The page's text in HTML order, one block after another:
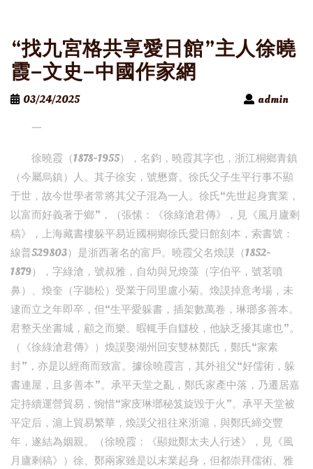
“找九宮格共享愛日館”主人徐曉
霞–文史–中國作家網
03/24/2025
admin
一
徐曉霞（1878-1955），名鈞，曉霞其字也，浙江桐鄉青鎮
（今屬烏鎮）人。其子徐安，號懋齋。徐氏父子生平行事不顯
于世，故今世學者常將其父子混為一人。徐氏“先世起身實業，
以富而好義著于鄉”，（張愫：《徐綠滄君傳》，見《風月廬剩
稿》，上海藏書樓躲平易近國桐鄉徐氏愛日館刻本，索書號：
線普529803）是浙西著名的富戶。曉霞父名煥謨（1852-
1879），字綠滄，號叔雅，自幼與兄煥藻（字伯平，號茗噴
鼻）、煥奎（字聽松）受業于同里盧小菊。煥謨掉意考場，未
逮而立之年即卒，但“生平愛躲書，插架數萬卷，琳瑯多善本。
君整天坐書城，顧之而樂。暇輒手自讎校，他缺乏擾其慮也”。
（《徐綠滄君傳》）煥謨娶湖州回安雙林鄭氏，鄭氏“家素
封”，亦是以經商而致富。據徐曉霞言，其外祖父“好儒術，躲
書連屋，且多善本”。承平天堂之亂，鄭氏家產中落，乃遷居嘉
定持續運營貿易，惋惜“家庋琳瑯秘笈旋毀于火”。承平天堂被
平定后，滬上貿易繁華，煥謨父祖往來浙滬，與鄭氏締交豐
年，遂結為姻親。（徐曉霞：《顯妣鄭太夫人行述》，見《風
月廬剩稿》）徐、鄭兩家雖是以末業起身，但都崇拜儒術、雅